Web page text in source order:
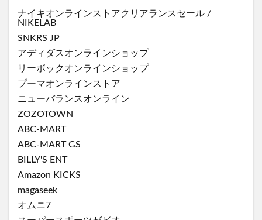
ナイキオンラインストアクリアランスセール /
NIKELAB
SNKRS JP
アディダスオンラインショップ
リーボックオンラインショップ
プーマオンラインストア
ニューバランスオンライン
ZOZOTOWN
ABC-MART
ABC-MART GS
BILLY'S ENT
Amazon KICKS
magaseek
オムニ7